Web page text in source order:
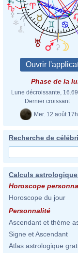
Phase de la
Lune décroissante,
Dernier croissant
Mer. 12 août
Recherche de
Calculs
Horoscope
Horoscope du jour
Personnalité
Ascendant et thème
Signe et Ascendant
Atlas astrologique